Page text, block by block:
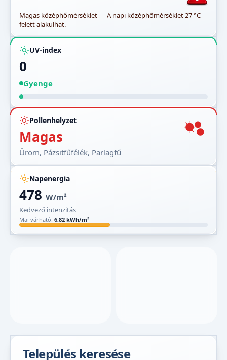
Magas középhőmérséklet — A napi középhőmérséklet 27 °C
felett alakulhat.
UV-index
0
Gyenge
Pollenhelyzet
Magas
Üröm, Pázsitfűfélék, Parlagfű
Napenergia
478 W/m²
Kedvező intenzitás
Mai várható: 6,82 kWh/m²
Település keresése